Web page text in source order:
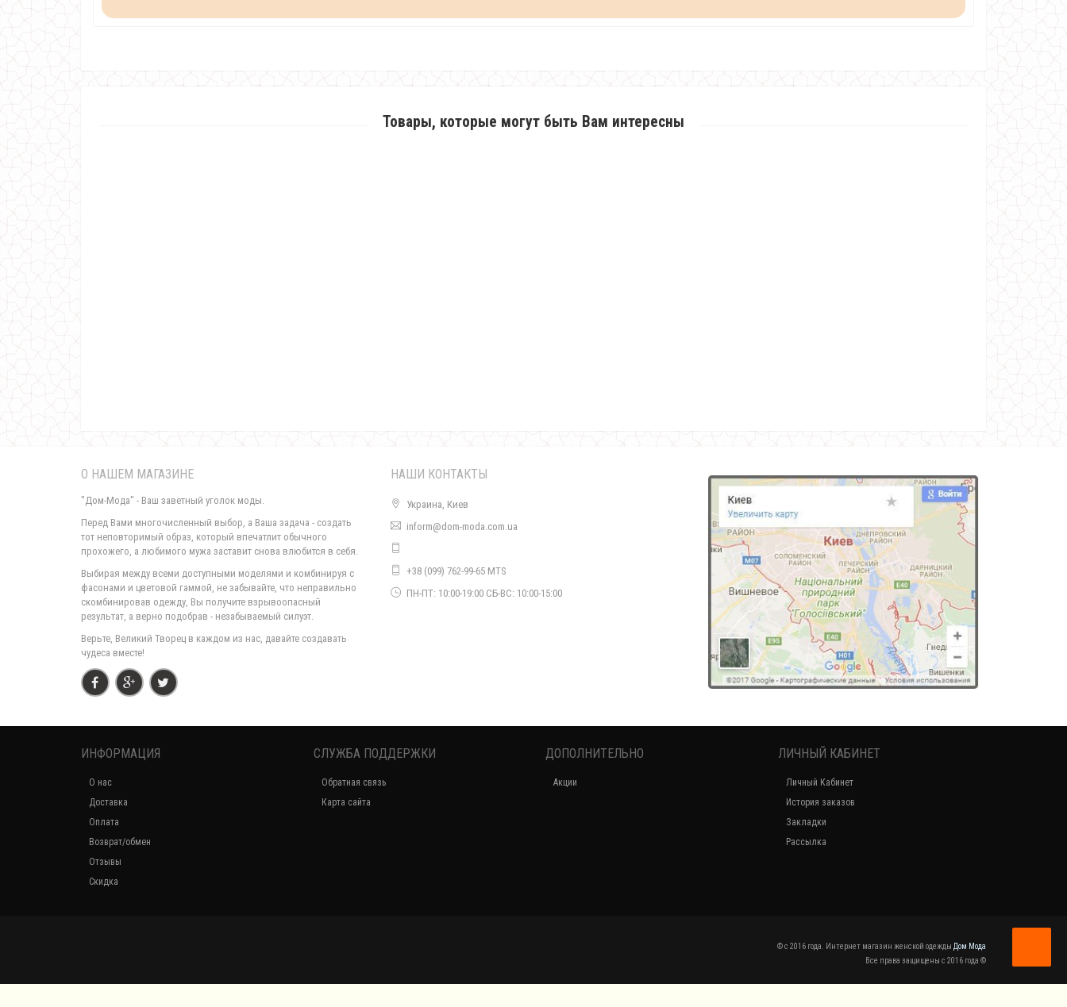
Товары, которые могут быть Вам интересны
О НАШЕМ МАГАЗИНЕ
"Дом-Мода" - Ваш заветный уголок моды.
Перед Вами многочисленный выбор, а Ваша задача - создать
тот неповторимый образ, который впечатлит обычного
прохожего, а любимого мужа заставит снова влюбится в себя.
Выбирая между всеми доступными моделями и комбинируя с
фасонами и цветовой гаммой, не забывайте, что неправильно
скомбинировав одежду, Вы получите взрывоопасный
результат, а верно подобрав - незабываемый силуэт.
Верьте, Великий Творец в каждом из нас, давайте создавать
чудеса вместе!
НАШИ КОНТАКТЫ
Украина, Киев
inform@dom-moda.com.ua
+38 (099) 762-99-65 MTS
ПН-ПТ: 10:00-19:00 СБ-ВС: 10:00-15:00
ИНФОРМАЦИЯ
О нас
Доставка
Оплата
Возврат/обмен
Отзывы
Скидка
СЛУЖБА ПОДДЕРЖКИ
Обратная связь
Карта сайта
ДОПОЛНИТЕЛЬНО
Акции
ЛИЧНЫЙ КАБИНЕТ
Личный Кабинет
История заказов
Закладки
Рассылка
© c 2016 года. Интернет магазин женской одежды Дом Мода
Все права защищены c 2016 года ©